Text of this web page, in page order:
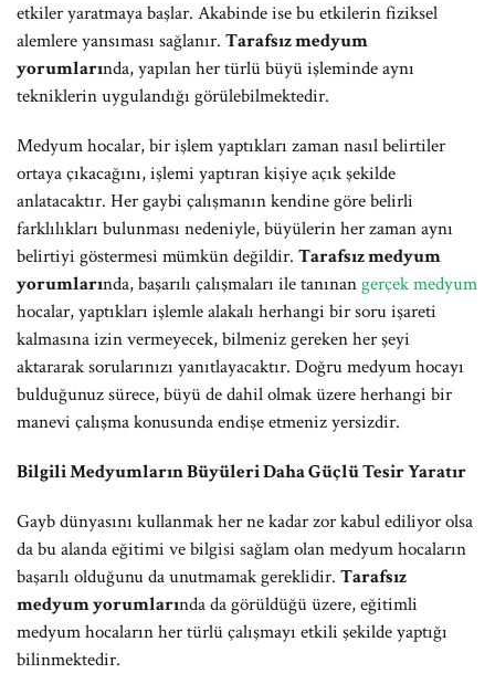
etkiler yaratmaya başlar. Akabinde ise bu etkilerin fiziksel
alemlere yansıması sağlanır. Tarafsız medyum
yorumlarında, yapılan her türlü büyü işleminde aynı
tekniklerin uygulandığı görülebilmektedir.
Medyum hocalar, bir işlem yaptıkları zaman nasıl belirtiler
ortaya çıkacağını, işlemi yaptıran kişiye açık şekilde
anlatacaktır. Her gaybi çalışmanın kendine göre belirli
farklılıkları bulunması nedeniyle, büyülerin her zaman aynı
belirtiyi göstermesi mümkün değildir. Tarafsız medyum
yorumlarında, başarılı çalışmaları ile tanınangerçek medyum
hocalar, yaptıkları işlemle alakalı herhangi bir soru işareti
kalmasına izin vermeyecek, bilmeniz gereken her şeyi
aktararak sorularınızı yanıtlayacaktır. Doğru medyum hocayı
bulduğunuz sürece, büyü de dahil olmak üzere herhangi bir
manevi çalışma konusunda endişe etmeniz yersizdir.
Bilgili Medyumların Büyüleri Daha Güçlü Tesir Yaratır
Gayb dünyasını kullanmak her ne kadar zor kabul ediliyor olsa
da bu alanda eğitimi ve bilgisi sağlam olan medyum hocaların
başarılı olduğunu da unutmamak gereklidir. Tarafsız
medyum yorumlarında da görüldüğü üzere, eğitimli
medyum hocaların her türlü çalışmayı etkili şekilde yaptığı
bilinmektedir.